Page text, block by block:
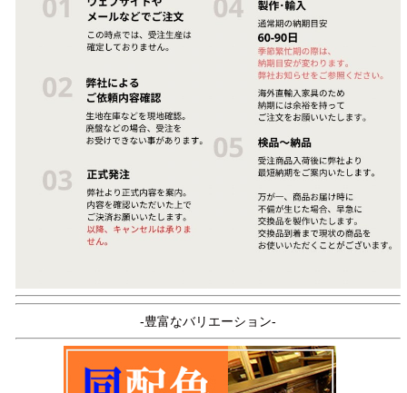
-豊富なバリエーション-